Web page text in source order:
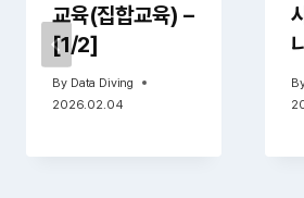
교육(집합교육) –
[1/2]
By Data Diving
2026.02.04